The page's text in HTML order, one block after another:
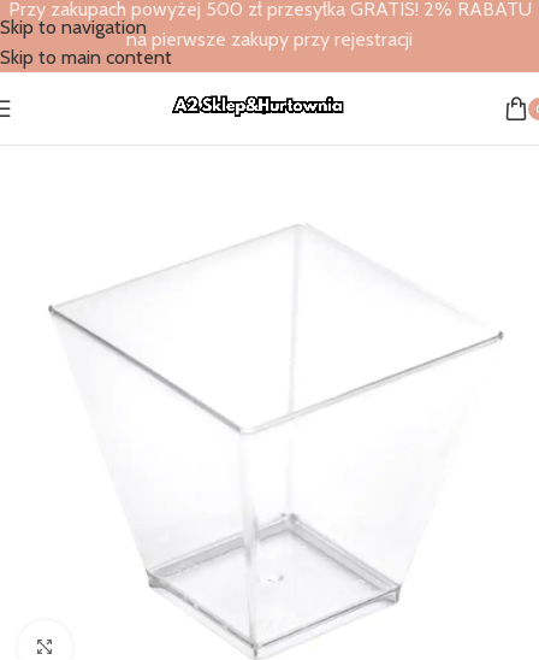
Skip to navigation
Skip to main content
Przy zakupach powyżej 500 zł przesyłka GRATIS! 2% RABATU
na pierwsze zakupy przy rejestracji
Strona główna